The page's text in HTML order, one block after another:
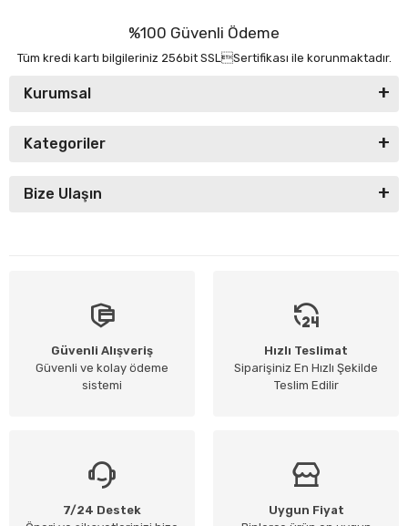
%100 Güvenli Ödeme
Tüm kredi kartı bilgileriniz 256bit SSLSertifikası ile korunmaktadır.
Kurumsal
Kategoriler
Bize Ulaşın
Güvenli Alışveriş
Güvenli ve kolay ödeme
sistemi
Hızlı Teslimat
Siparişiniz En Hızlı Şekilde
Teslim Edilir
7/24 Destek
Uygun Fiyat